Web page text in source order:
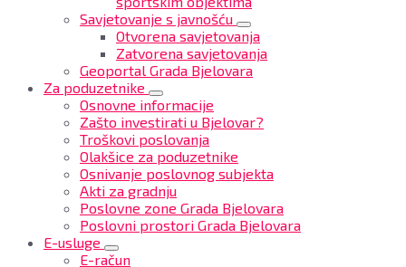
Savjetovanje s javnošću
Otvorena savjetovanja
Zatvorena savjetovanja
Geoportal Grada Bjelovara
Za poduzetnike
Osnovne informacije
Zašto investirati u Bjelovar?
Troškovi poslovanja
Olakšice za poduzetnike
Osnivanje poslovnog subjekta
Akti za gradnju
Poslovne zone Grada Bjelovara
Poslovni prostori Grada Bjelovara
E-usluge
E-račun